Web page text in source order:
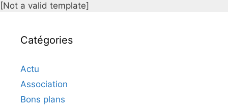
[Not a valid template]
Catégories
Actu
Association
Bons plans